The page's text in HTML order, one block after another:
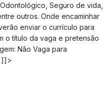
Seguro de vida,
outros. Onde encaminhar
enviar o currículo para
o título da vaga e pretensão
Não Vaga para
]]>